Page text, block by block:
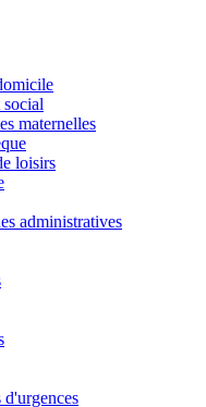
social
maternelles
loisirs
administratives